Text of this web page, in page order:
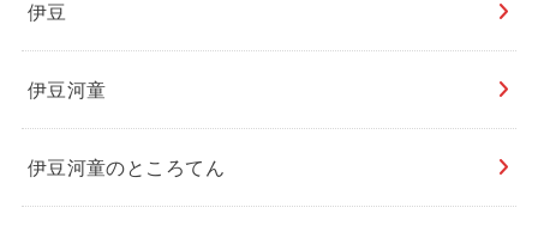
伊豆
伊豆河童
伊豆河童のところてん